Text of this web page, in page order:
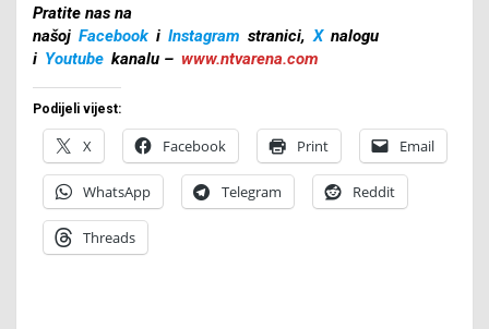
Pratite nas na
našoj Facebook i Instagram stranici, X nalogu
i Youtube kanalu – www.ntvarena.com
Podijeli vijest:
X Facebook Print Email
WhatsApp Telegram Reddit
Threads